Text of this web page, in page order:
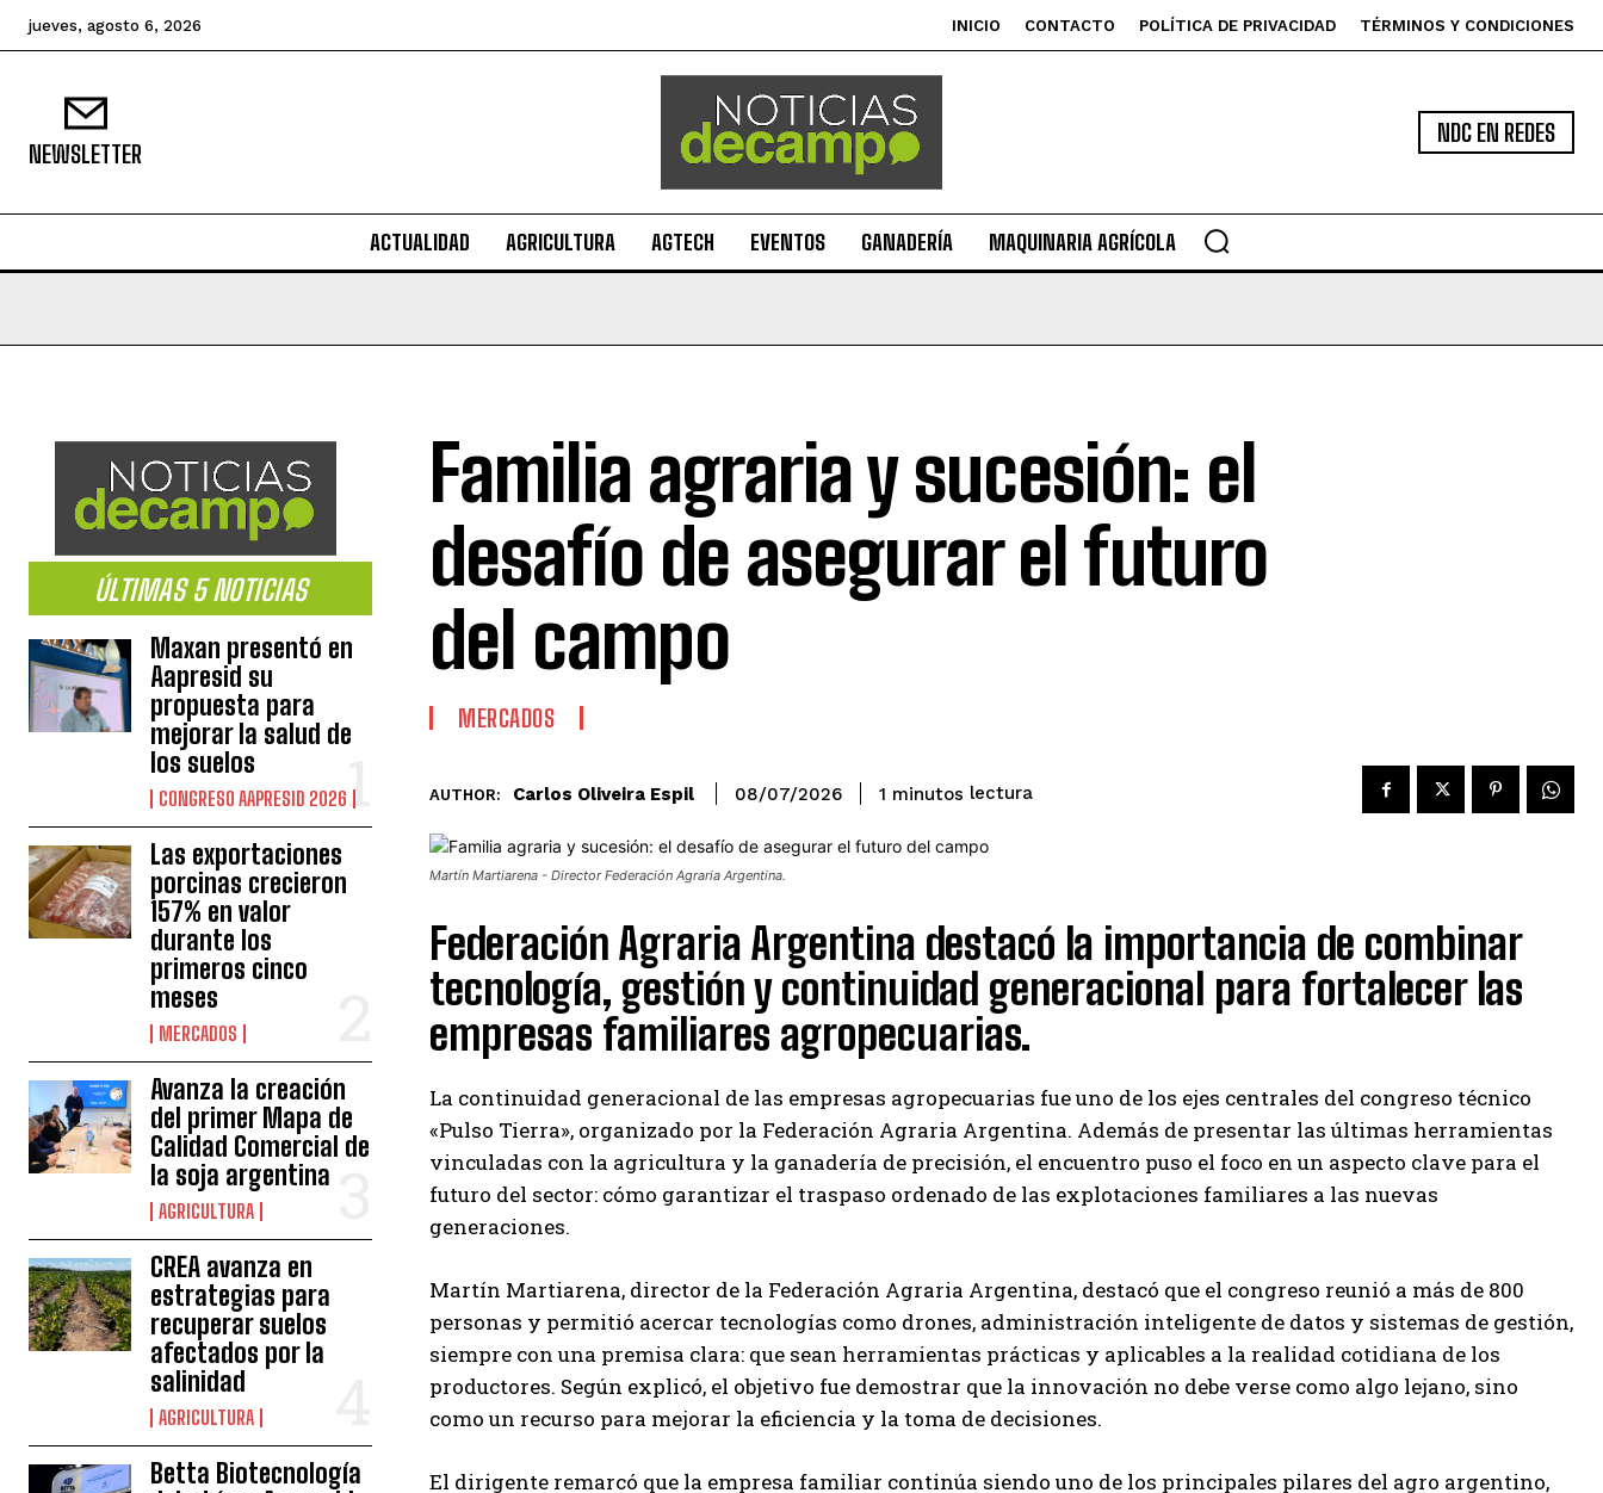
jueves, agosto 6, 2026 INICIO CONTACTO POLÍTICA DE PRIVACIDAD TÉRMINOS Y CONDICIONES
NEWSLETTER
NDC EN REDES
ACTUALIDAD AGRICULTURA AGTECH EVENTOS GANADERÍA MAQUINARIA AGRÍCOLA
ÚLTIMAS 5 NOTICIAS
Maxan presentó en
Aapresid su
propuesta para
mejorar la salud de
los suelos
CONGRESO AAPRESID 2026
Las exportaciones
porcinas crecieron
157% en valor
durante los
primeros cinco
meses
MERCADOS
Avanza la creación
del primer Mapa de
Calidad Comercial de
la soja argentina
AGRICULTURA
CREA avanza en
estrategias para
recuperar suelos
afectados por la
salinidad
AGRICULTURA
Betta Biotecnología
Familia agraria y sucesión: el
desafío de asegurar el futuro
del campo
MERCADOS
AUTHOR: Carlos Oliveira Espil 08/07/2026 1 minutos lectura
Martín Martiarena - Director Federación Agraria Argentina.
Federación Agraria Argentina destacó la importancia de combinar
tecnología, gestión y continuidad generacional para fortalecer las
empresas familiares agropecuarias.
La continuidad generacional de las empresas agropecuarias fue uno de los ejes centrales del congreso técnico
«Pulso Tierra», organizado por la Federación Agraria Argentina. Además de presentar las últimas herramientas
vinculadas con la agricultura y la ganadería de precisión, el encuentro puso el foco en un aspecto clave para el
futuro del sector: cómo garantizar el traspaso ordenado de las explotaciones familiares a las nuevas
generaciones.
Martín Martiarena, director de la Federación Agraria Argentina, destacó que el congreso reunió a más de 800
personas y permitió acercar tecnologías como drones, administración inteligente de datos y sistemas de gestión,
siempre con una premisa clara: que sean herramientas prácticas y aplicables a la realidad cotidiana de los
productores. Según explicó, el objetivo fue demostrar que la innovación no debe verse como algo lejano, sino
como un recurso para mejorar la eficiencia y la toma de decisiones.
El dirigente remarcó que la empresa familiar continúa siendo uno de los principales pilares del agro argentino,